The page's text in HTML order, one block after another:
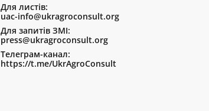
Для листів:
uac-info@ukragroconsult.org
Для запитів ЗМІ:
press@ukragroconsult.org
Телеграм-канал:
https://t.me/UkrAgroConsult